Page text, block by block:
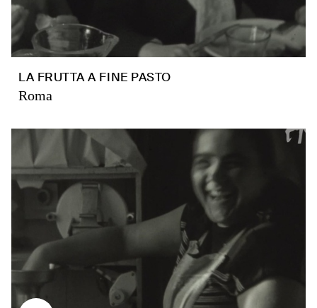
LA FRUTTA A FINE PASTO
Roma